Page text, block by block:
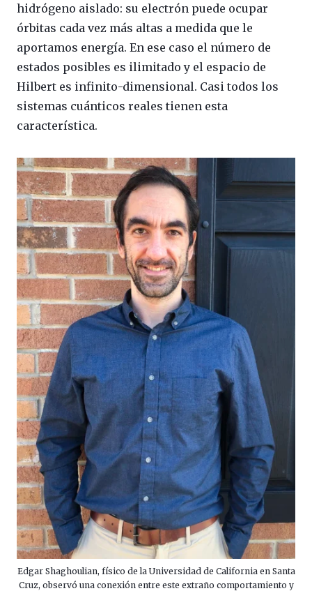
hidrógeno aislado: su electrón puede ocupar
órbitas cada vez más altas a medida que le
aportamos energía. En ese caso el número de
estados posibles es ilimitado y el espacio de
Hilbert es infinito-dimensional. Casi todos los
sistemas cuánticos reales tienen esta
característica.
Edgar Shaghoulian, físico de la Universidad de California en Santa
Cruz, observó una conexión entre este extraño comportamiento y